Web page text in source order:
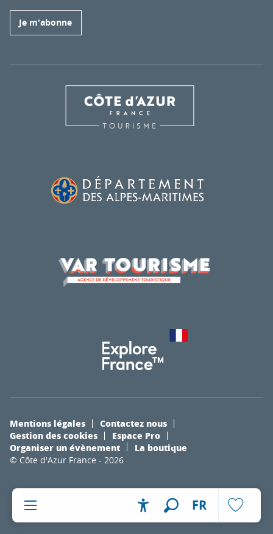
AccessibilitéVoir les
Recherche
FR
Je m'abonne
© Côte d'Azur France - 2026
Mentions légales
Contactez nous
Gestion des cookies
Espace Pro
Organiser un évènement
La boutique